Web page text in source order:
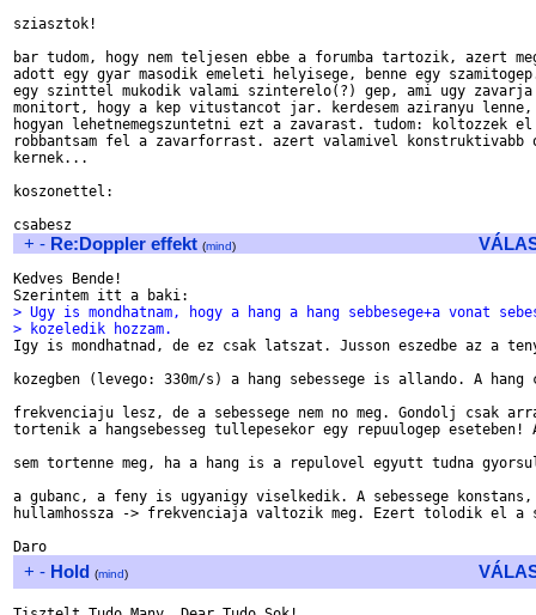
sziasztok!
bar tudom, hogy nem teljesen ebbe a forumba tartozik, azert
adott egy gyar masodik emeleti helyisege, benne egy
egy szinttel mukodik valami szinterelo(?) gep, ami ugy zavarja
monitort, hogy a kep vitustancot jar. kerdesem aziranyu lenne,
hogyan lehetnemegszuntetni ezt a zavarast. tudom: koltozzek el
robbantsam fel a zavarforrast. azert valamivel konstruktivabb
kernek...
koszonettel:
+ - Re:Doppler effekt (mind)
Kedves Bende!
> Ugy is mondhatnam, hogy a hang a hang sebbesege+a vonat
> kozeledik hozzam.
Igy is mondhatnad, de ez csak latszat. Jusson eszedbe az a
kozegben (levego: 330m/s) a hang sebessege is allando. A hang
frekvenciaju lesz, de a sebessege nem no meg. Gondolj csak
tortenik a hangsebesseg tullepesekor egy repuulogep eseteben!
sem tortenne meg, ha a hang is a repulovel egyutt tudna
a gubanc, a feny is ugyanigy viselkedik. A sebessege
hullamhossza -> frekvenciaja valtozik meg. Ezert tolodik el a
+ - Hold (mind)